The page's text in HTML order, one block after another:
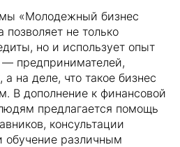
«Молодежный бизнес
позволяет не только
но и использует опыт
— предпринимателей,
на деле, что такое бизнес
В дополнение к финансовой
предлагается помощь
консультации
обучение различным